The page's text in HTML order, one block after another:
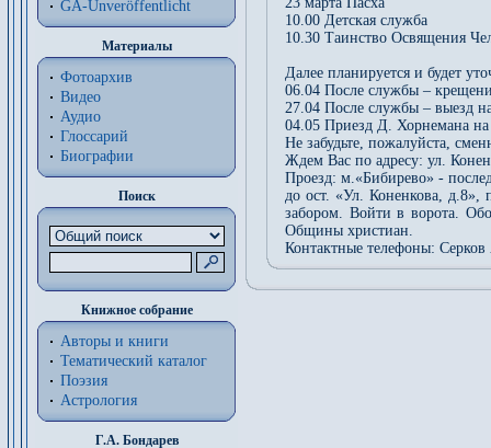
GA-Unveröffentlicht
Материалы
Фотоархив
Видео
Аудио
Глоссарий
Биографии
Поиск
Книжное собрание
Авторы и книги
Тематический каталог
Поэзия
Астрология
Г.А. Бондарев
10.00 Детская служба
10.30 Таинство Освящения
Далее планируется и будет
06.04 После службы –
27.04 После службы – выезд
04.05 Приезд Д. Хорнемана
Не забудьте, пожалуйста,
Ждем Вас по адресу: ул.
Проезд: м.«Бибирево» -
до ост. «Ул. Коненкова, д.8»,
забором. Войти в ворота.
Общины христиан.
Контактные телефоны: